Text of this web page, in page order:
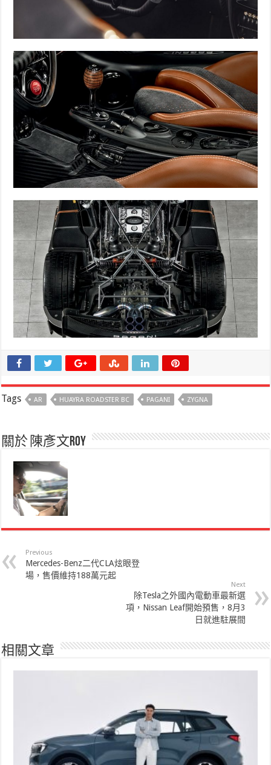
Tags AR HUAYRA ROADSTER BC PAGANI ZYGNA
關於 陳彥文Roy
Previous
Mercedes-Benz二代CLA炫眼登
場，售價維持188萬元起
Next
除Tesla之外國內電動車最新選
項，Nissan Leaf開始預售，8月3
日就進駐展間
相關文章